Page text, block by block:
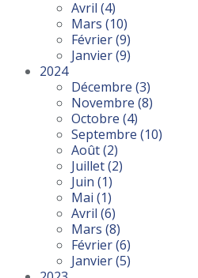
Avril (4)
Mars (10)
Février(9)
Janvier(9)
2024
Décembre (3)
Novembre (8)
Octobre (4)
Septembre (10)
Août(2)
Juillet(2)
Juin (1)
Mai (1)
Avril (6)
Mars (8)
Février(6)
Janvier(5)